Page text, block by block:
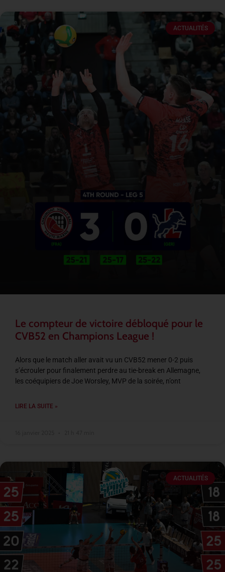
ACTUALITÉS
Le compteur de victoire débloqué pour le
CVB52 en Champions League !
Alors que le match aller avait vu un CVB52 mener 0-2 puis
s’écrouler pour finalement perdre au tie-break en Allemagne,
les coéquipiers de Joe Worsley, MVP de la soirée, n’ont
LIRE LA SUITE »
ACTUALITÉS